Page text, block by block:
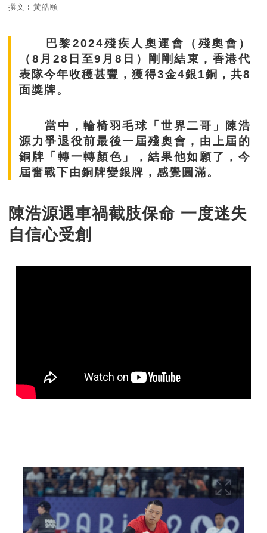
撰文︰黃皓頤
巴黎2024殘疾人奧運會（殘奧會）
（8月28日至9月8日）剛剛結束，香港代
表隊今年收穫甚豐，獲得3金4銀1銅，共8
面獎牌。
當中，輪椅羽毛球「世界二哥」陳浩
源力爭退役前最後一屆殘奧會，由上屆的
銅牌「轉一轉顏色」，結果他如願了，今
屆奮戰下由銅牌變銀牌，感覺圓滿。
陳浩源遇車禍截肢保命 一度迷失
自信心受創